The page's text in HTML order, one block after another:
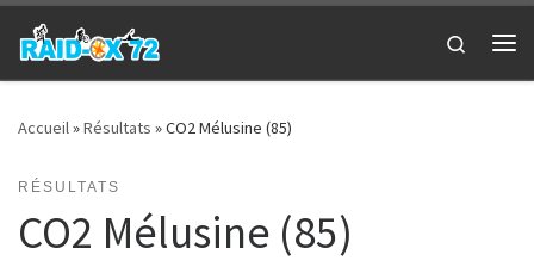
Passer au contenu
Search
Accueil»Résultats »CO2 Mélusine (85)
RÉSULTATS
CO2 Mélusine (85)